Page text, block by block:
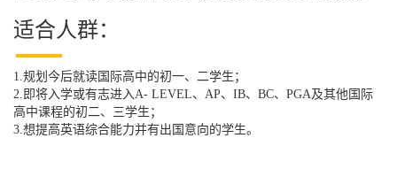
适合人群：
1.规划今后就读国际高中的初一、二学生；
2.即将入学或有志进入A- LEVEL、AP、IB、BC、PGA及其他国际
高中课程的初二、三学生；
3.想提高英语综合能力并有出国意向的学生。